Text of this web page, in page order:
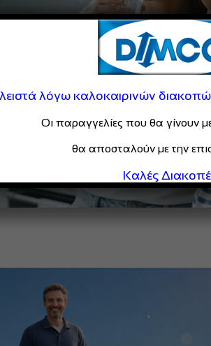
λόγω καλοκαιρινών
Οι παραγγελίες που θα γίνουν
θα αποσταλούν με την
Καλές